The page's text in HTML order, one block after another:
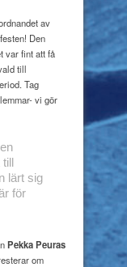
av
Den
var fint att få
till
Tag
vi gör
till
lärt sig
för
Pekka Peuras
om